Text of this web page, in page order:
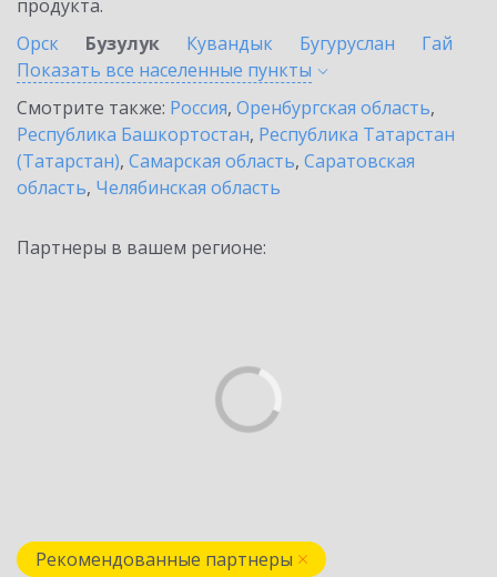
продукта.
Орск
Бузулук Кувандык Бугуруслан
Гай
Показать все населенные пункты
Смотрите также: Россия, Оренбургская область,
Республика Башкортостан, Республика Татарстан
(Татарстан), Самарская область, Саратовская
область, Челябинская область
Партнеры в вашем регионе:
Рекомендованные партнеры